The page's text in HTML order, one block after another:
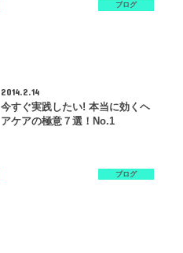
ブログ
2014.2.14
今すぐ実践したい! 本当に効くヘ
アケアの極意７選！No.1
ブログ